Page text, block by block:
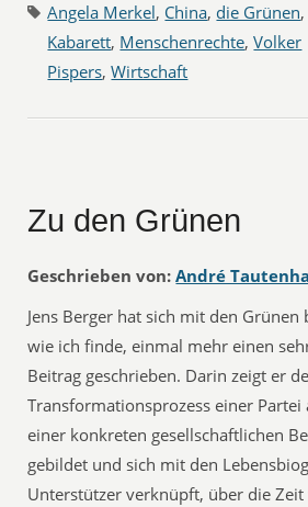
Angela Merkel, China, die Grünen,
Kabarett, Menschenrechte,Volker
Pispers,Wirtschaft
Zu den Grünen
Geschrieben von: André
Jens Berger hat sich mit den Grünen
wie ich finde, einmal mehr einen
Beitrag geschrieben. Darin zeigt er
Transformationsprozess einer Partei
einer konkreten gesellschaftlichen
gebildet und sich mit den
Unterstützer verknüpft, über die